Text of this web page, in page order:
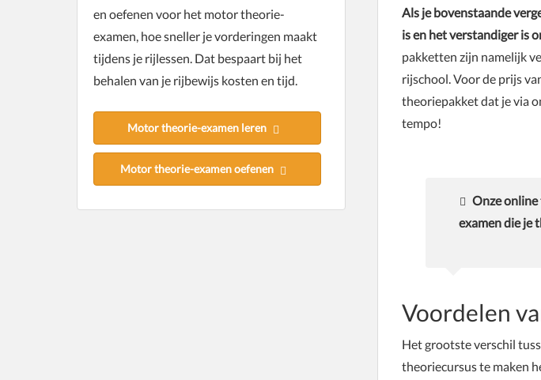
Als je bovenstaande
is en het verstandiger is
pakketten zijn namelijk
rijschool. Voor de prijs
theoriepakket dat je via
tempo!
Onze
examen die je
Voordelen
Het grootste verschil
theoriecursus te maken
en oefenen voor het motor theorie-
examen, hoe sneller je vorderingen maakt
tijdens je rijlessen. Dat bespaart bij het
behalen van je rijbewijs kosten en tijd.
Motor theorie-examen leren
Motor theorie-examen oefenen